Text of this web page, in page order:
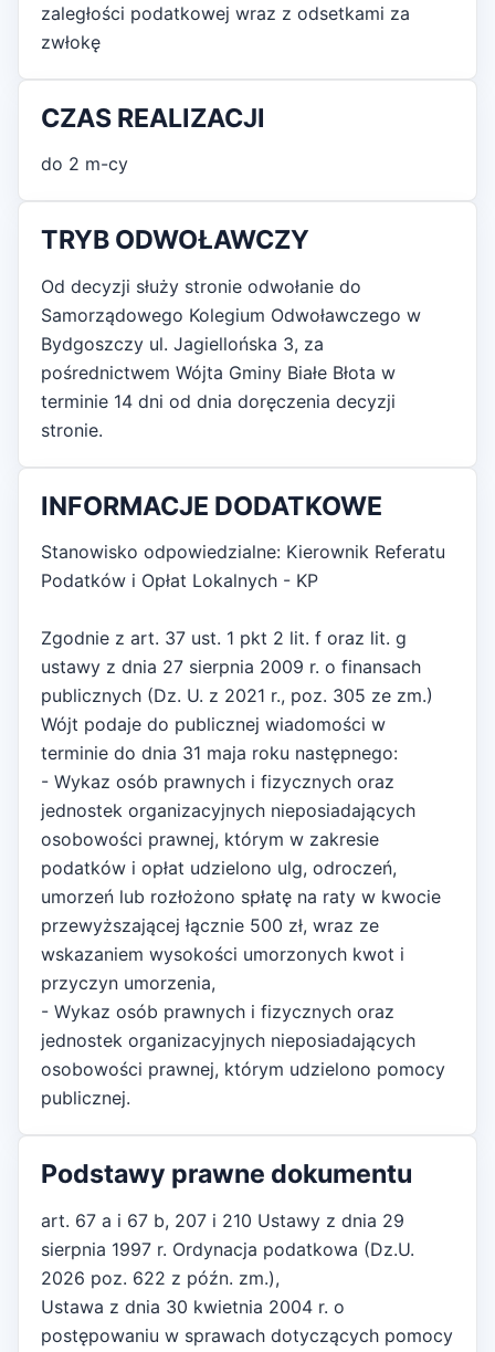
zaległości podatkowej wraz z odsetkami za
zwłokę
CZAS REALIZACJI
do 2 m-cy
TRYB ODWOŁAWCZY
Od decyzji służy stronie odwołanie do
Samorządowego Kolegium Odwoławczego w
Bydgoszczy ul. Jagiellońska 3, za
pośrednictwem Wójta Gminy Białe Błota w
terminie 14 dni od dnia doręczenia decyzji
stronie.
INFORMACJE DODATKOWE
Stanowisko odpowiedzialne: Kierownik Referatu
Podatków i Opłat Lokalnych - KP
Zgodnie z art. 37 ust. 1 pkt 2 lit. f oraz lit. g
ustawy z dnia 27 sierpnia 2009 r. o finansach
publicznych (Dz. U. z 2021 r., poz. 305 ze zm.)
Wójt podaje do publicznej wiadomości w
terminie do dnia 31 maja roku następnego:
- Wykaz osób prawnych i fizycznych oraz
jednostek organizacyjnych nieposiadających
osobowości prawnej, którym w zakresie
podatków i opłat udzielono ulg, odroczeń,
umorzeń lub rozłożono spłatę na raty w kwocie
przewyższającej łącznie 500 zł, wraz ze
wskazaniem wysokości umorzonych kwot i
przyczyn umorzenia,
- Wykaz osób prawnych i fizycznych oraz
jednostek organizacyjnych nieposiadających
osobowości prawnej, którym udzielono pomocy
publicznej.
Podstawy prawne dokumentu
art. 67 a i 67 b, 207 i 210 Ustawy z dnia 29
sierpnia 1997 r. Ordynacja podatkowa (Dz.U.
2026 poz. 622 z późn. zm.),
Ustawa z dnia 30 kwietnia 2004 r. o
postępowaniu w sprawach dotyczących pomocy